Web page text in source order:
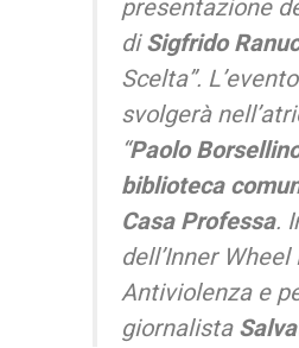
presentazione
diSigfrido
Scelta”.
svolgerà
“Paolo
biblioteca
Casa Professa.
dell’Inner
Antiviolenza e
giornalista